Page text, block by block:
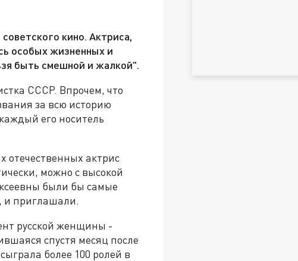
кино. Актриса,
особых жизненных и
быть смешной и жалкой".
СССР. Впрочем, что
за всю историю
его носитель
отечественных актрис
можно с высокой
были бы самые
и приглашали.
русской женщины -
спустя месяц после
более 100 ролей в